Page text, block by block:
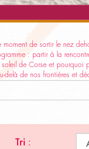
de sortir le nez
: partir à la
de Corse et pourquoi
delà de nos frontières et
Tri :